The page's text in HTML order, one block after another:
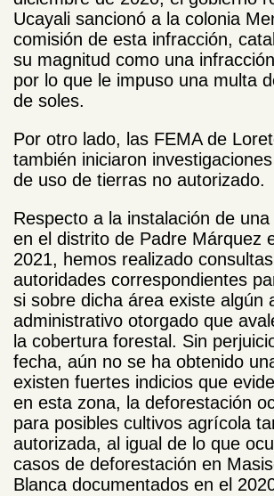
Ucayali sancionó a la colonia
comisión de esta infracción,
su magnitud como una
por lo que le impuso una multa
de soles.
Por otro lado, las FEMA de
también iniciaron
de uso de tierras no autorizado.
Respecto a la instalación de
en el distrito de Padre Márquez
2021, hemos realizado
autoridades correspondientes
si sobre dicha área existe algún
administrativo otorgado que
la cobertura forestal. Sin
fecha, aún no se ha obtenido
existen fuertes indicios que
en esta zona, la deforestación
para posibles cultivos agrícola
autorizada, al igual de lo que
casos de deforestación en
Blanca documentados en el